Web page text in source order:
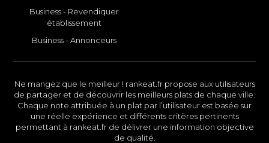
Business - Revendiquer
établissement
Business - Annonceurs
Ne mangez que le meilleur ! rankeat.fr propose aux utilisateurs
de partager et de découvrir les meilleurs plats de chaque ville.
Chaque note attribuée à un plat par l’utilisateur est basée sur
une réelle expérience et différents critères pertinents
permettant à rankeat.fr de délivrer une information objective
de qualité.